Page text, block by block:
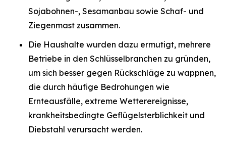
Sojabohnen-, Sesamanbau sowie Schaf- und
Ziegenmast zusammen.
Die Haushalte wurden dazu ermutigt, mehrere
Betriebe in den Schlüsselbranchen zu gründen,
um sich besser gegen Rückschläge zu wappnen,
die durch häufige Bedrohungen wie
Ernteausfälle, extreme Wetterereignisse,
krankheitsbedingte Geflügelsterblichkeit und
Diebstahl verursacht werden.